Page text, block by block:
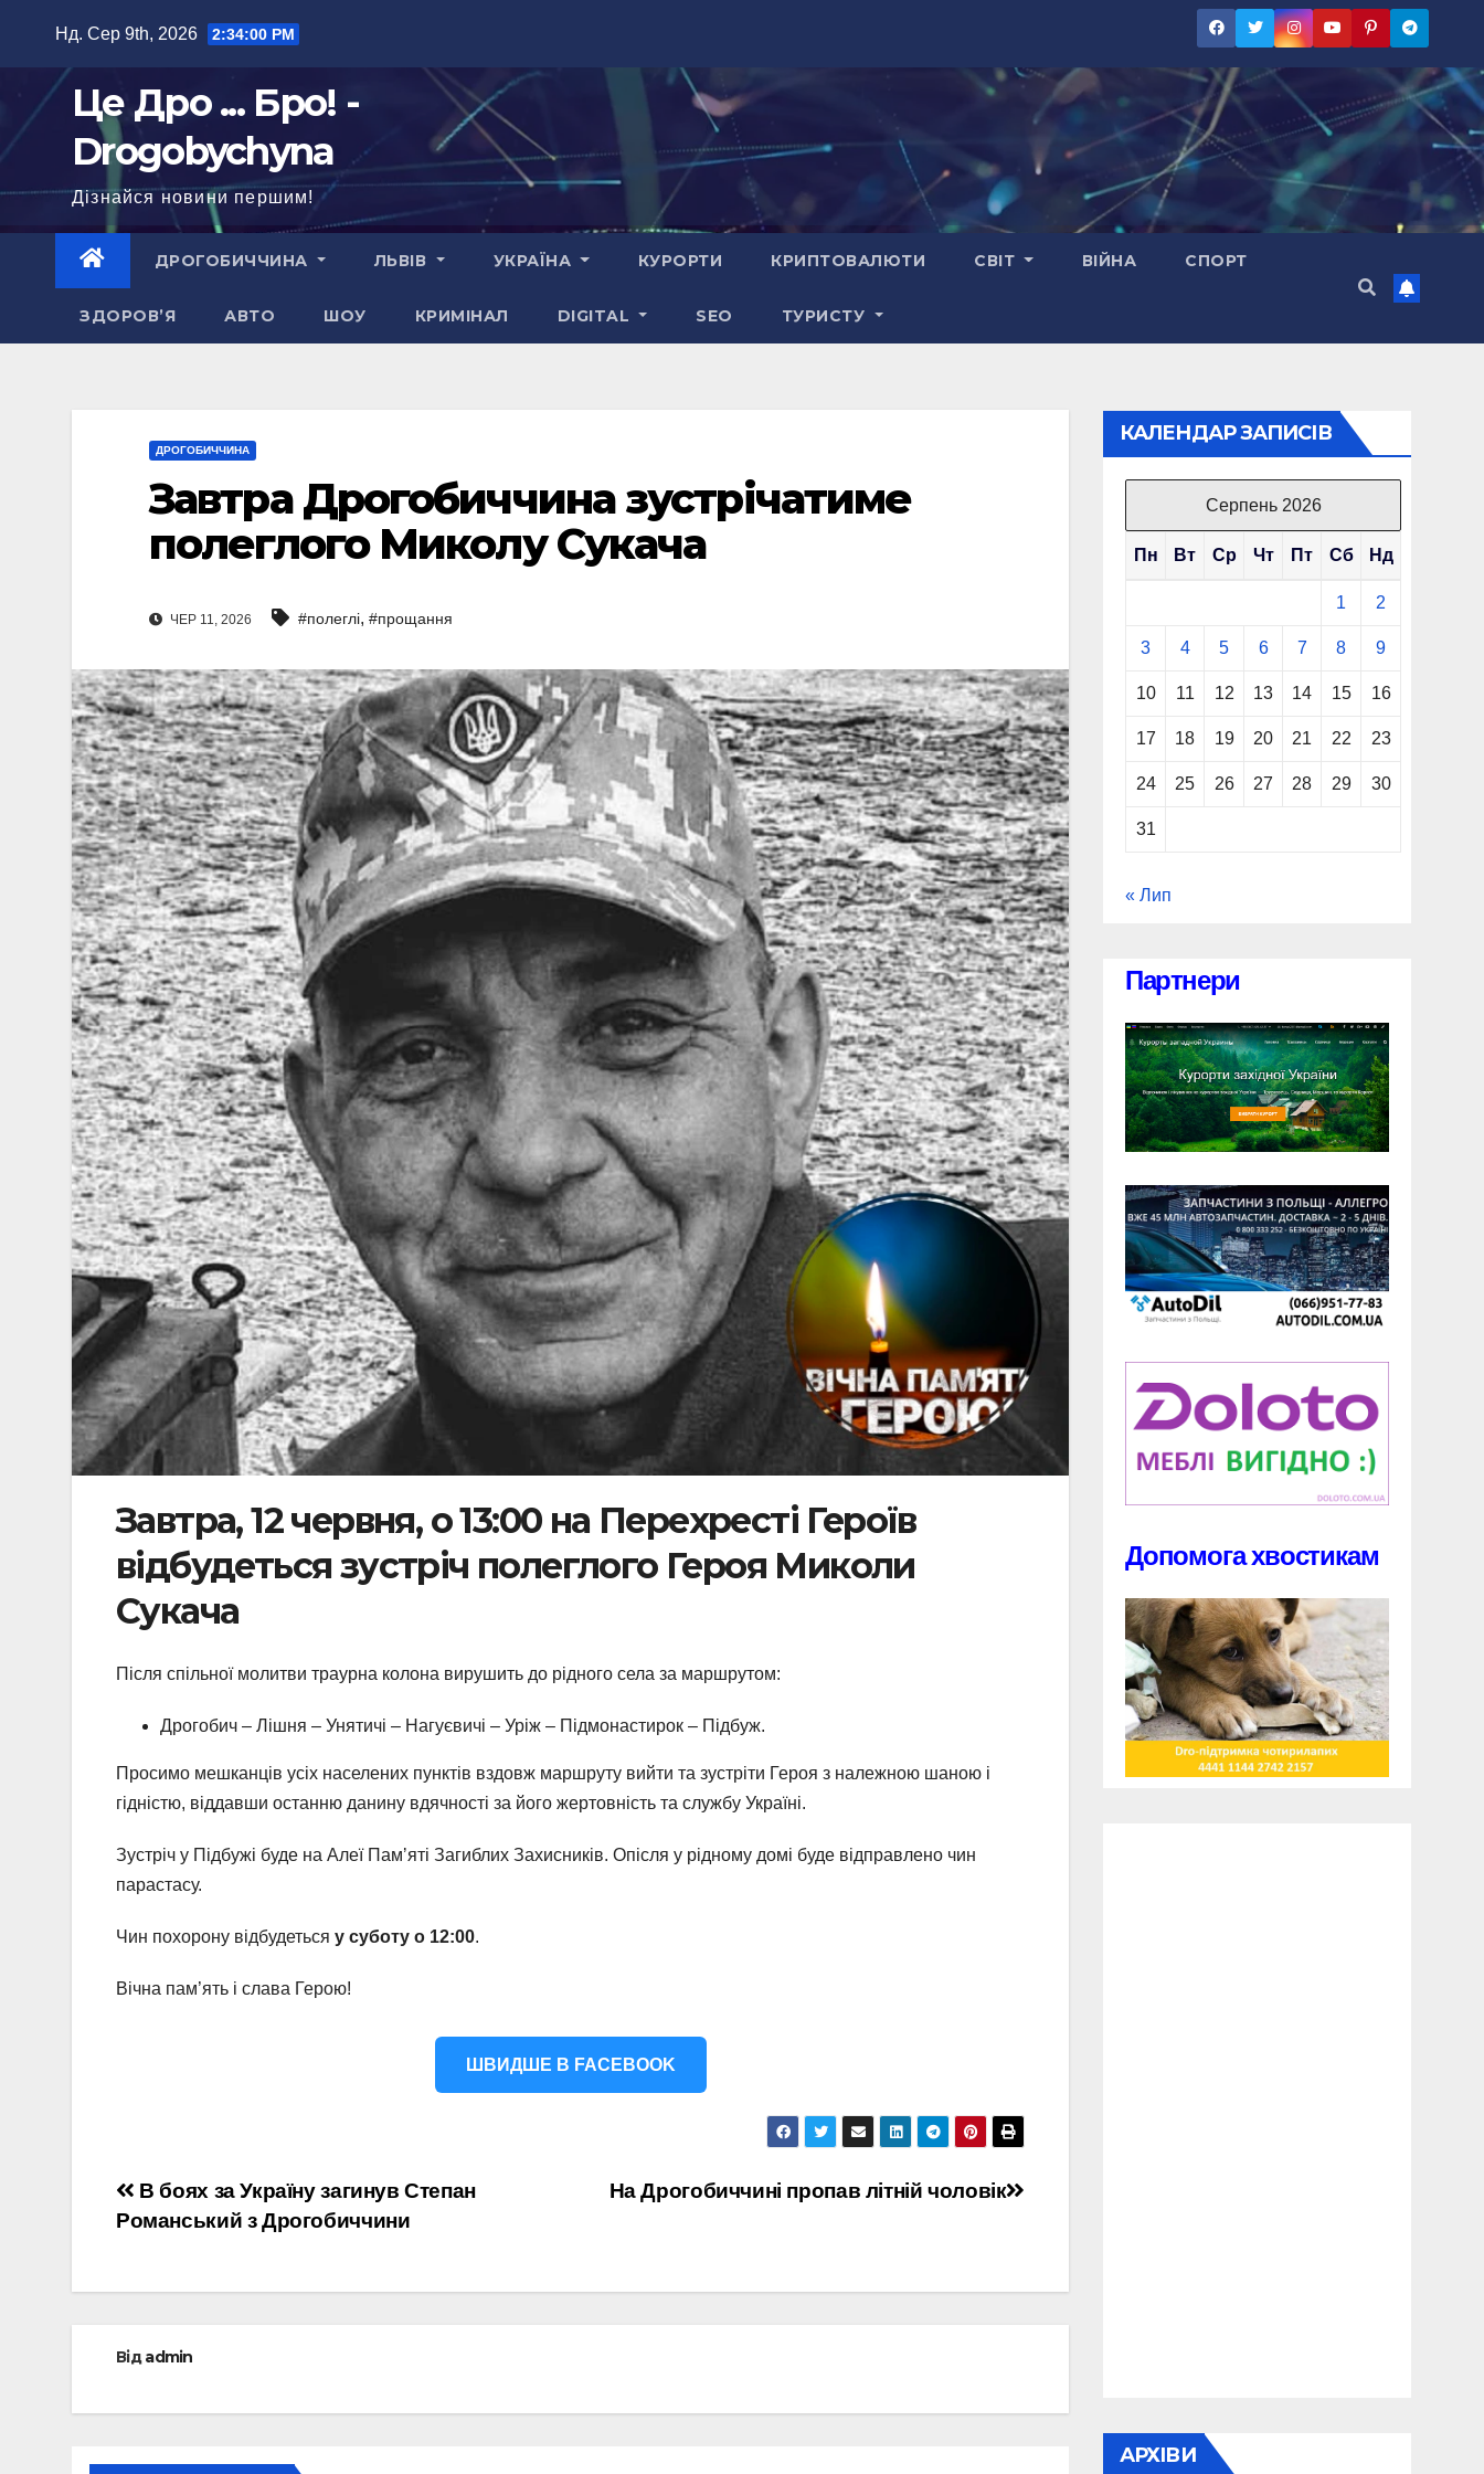
Нд. Сер 9th, 2026 2:34:02 PM
Це Дро ... Бро! -
Drogobychyna
Дізнайся новини першим!
ДРОГОБИЧЧИНА ЛЬВІВ УКРАЇНА КУРОРТИ КРИПТОВАЛЮТИ СВІТ ВІЙНА СПОРТ
ЗДОРОВ’Я АВТО ШОУ КРИМІНАЛ DIGITAL SEO ТУРИСТУ
ДРОГОБИЧЧИНА
Завтра Дрогобиччина зустрічатиме
полеглого Миколу Сукача
ЧЕР 11, 2026 #полеглі, #прощання
Завтра, 12 червня, о 13:00 на Перехресті Героїв
відбудеться зустріч полеглого Героя Миколи
Сукача
Після спільної молитви траурна колона вирушить до рідного села за маршрутом:
Дрогобич – Лішня – Унятичі – Нагуєвичі – Уріж – Підмонастирок – Підбуж.
Просимо мешканців усіх населених пунктів вздовж маршруту вийти та зустріти Героя з належною шаною і
гідністю, віддавши останню данину вдячності за його жертовність та службу Україні.
Зустріч у Підбужі буде на Алеї Памʼяті Загиблих Захисників. Опісля у рідному домі буде відправлено чин
парастасу.
Чин похорону відбудеться у суботу о 12:00.
Вічна пам’ять і слава Герою!
ШВИДШЕ В FACEBOOK
Навігація
На Дрогобиччині пропав літній чоловік
В боях за Україну загинув Степан
Романський з Дрогобиччини
Відadmin
КАЛЕНДАР ЗАПИСІВ
Серпень 2026
Пн Вт Ср Чт Пт Сб Нд
1 2
3 4 5 6 7 8 9
10 11 12 13 14 15 16
17 18 19 20 21 22 23
24 25 26 27 28 29 30
31
« Лип
Партнери
Допомога хвостикам
АРХІВИ